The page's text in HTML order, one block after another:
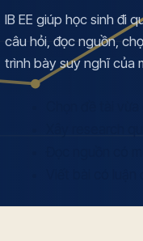
IB EE giúp học sinh đi
câu hỏi, đọc nguồn,
trình bày suy nghĩ của